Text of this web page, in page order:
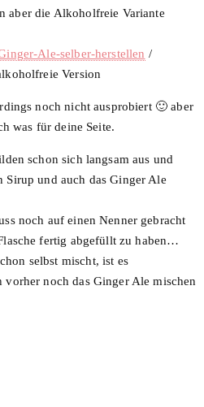
aber die Alkoholfreie Variante
Ale-selber-herstellen /
Version
noch nicht ausprobiert 🙂 aber
was für deine Seite.
schon sich langsam aus und
Sirup und auch das Ginger Ale
noch auf einen Nenner gebracht
fertig abgefüllt zu haben…
selbst mischt, ist es
noch das Ginger Ale mischen